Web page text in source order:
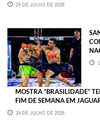
29 DE JULHO DE 2026
MOSTRA “BRASILIDADE”
FIM DE SEMANA EM
24 DE JULHO DE 2026